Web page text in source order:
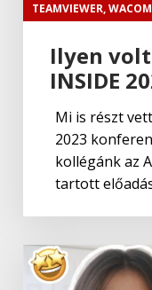
TEAMVIEWER,WACOM
Ilyen volt
INSIDE
Mi is részt
2023
kollégánk az
tartott